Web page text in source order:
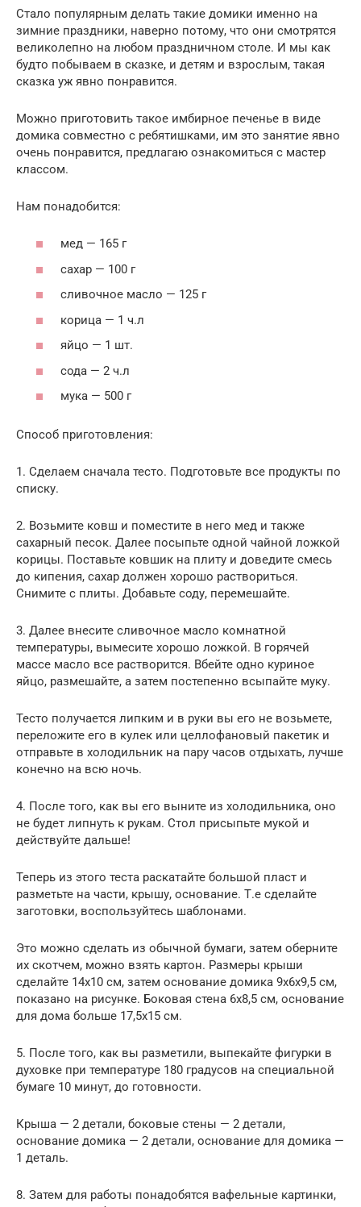
Стало популярным делать такие домики именно на
зимние праздники, наверно потому, что они смотрятся
великолепно на любом праздничном столе. И мы как
будто побываем в сказке, и детям и взрослым, такая
сказка уж явно понравится.
Можно приготовить такое имбирное печенье в виде
домика совместно с ребятишками, им это занятие явно
очень понравится, предлагаю ознакомиться с мастер
классом.
Нам понадобится:
мед — 165 г
сахар — 100 г
сливочное масло — 125 г
корица — 1 ч.л
яйцо — 1 шт.
сода — 2 ч.л
мука — 500 г
Способ приготовления:
1. Сделаем сначала тесто. Подготовьте все продукты по
списку.
2. Возьмите ковш и поместите в него мед и также
сахарный песок. Далее посыпьте одной чайной ложкой
корицы. Поставьте ковшик на плиту и доведите смесь
до кипения, сахар должен хорошо раствориться.
Снимите с плиты. Добавьте соду, перемешайте.
3. Далее внесите сливочное масло комнатной
температуры, вымесите хорошо ложкой. В горячей
массе масло все растворится. Вбейте одно куриное
яйцо, размешайте, а затем постепенно всыпайте муку.
Тесто получается липким и в руки вы его не возьмете,
переложите его в кулек или целлофановый пакетик и
отправьте в холодильник на пару часов отдыхать, лучше
конечно на всю ночь.
4. После того, как вы его выните из холодильника, оно
не будет липнуть к рукам. Стол присыпьте мукой и
действуйте дальше!
Теперь из этого теста раскатайте большой пласт и
разметьте на части, крышу, основание. Т.е сделайте
заготовки, воспользуйтесь шаблонами.
Это можно сделать из обычной бумаги, затем оберните
их скотчем, можно взять картон. Размеры крыши
сделайте 14х10 см, затем основание домика 9х6х9,5 см,
показано на рисунке. Боковая стена 6х8,5 см, основание
для дома больше 17,5х15 см.
5. После того, как вы разметили, выпекайте фигурки в
духовке при температуре 180 градусов на специальной
бумаге 10 минут, до готовности.
Крыша — 2 детали, боковые стены — 2 детали,
основание домика — 2 детали, основание для домика —
1 деталь.
8. Затем для работы понадобятся вафельные картинки,